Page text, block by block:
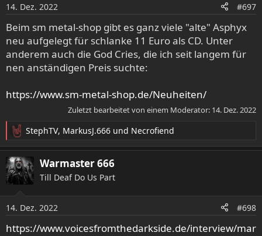
n
e
n
:
14. Dez. 2022 #697
Beim sm metal-shop gibt es ganz viele "alte" Asphyx
neu aufgelegt für schlanke 11 Euro als CD. Unter
anderem auch die God Cries, die ich seit langem für
nen anständigen Preis suchte:
https://www.sm-metal-shop.de/Neuheiten/
Zuletzt bearbeitet von einem Moderator: 14. Dez. 2022
R
e
a
k
t
n
e
StephTV, MarkusJ.666 und Necrofiend
Warmaster 666
Till Deaf Do Us Part
14. Dez. 2022 #698
https://www.voicesfromthedarkside.de/interview/mar